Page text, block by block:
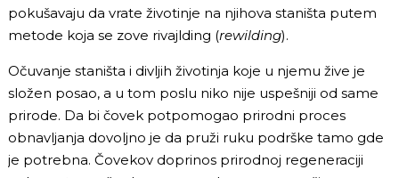
pokušavaju da vrate životinje na njihova staništa putem
metode koja se zove rivajlding (rewilding).
Očuvanje staništa i divljih životinja koje u njemu žive je
složen posao, a u tom poslu niko nije uspešniji od same
prirode. Da bi čovek potpomogao prirodni proces
obnavljanja dovoljno je da pruži ruku podrške tamo gde
je potrebna. Čovekov doprinos prirodnoj regeneraciji